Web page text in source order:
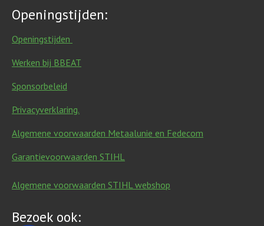
Openingstijden:
Openingstijden
Werken bij BBEAT
Sponsorbeleid
Privacyverklaring.
Algemene voorwaarden Metaalunie en Fedecom
Garantievoorwaarden STIHL
Algemene voorwaarden STIHL webshop
Bezoek ook: